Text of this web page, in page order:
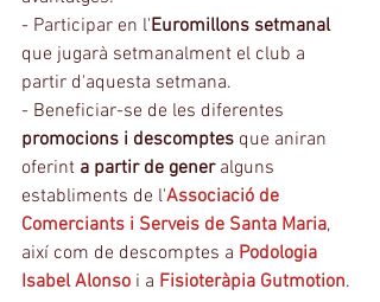
- Participar en l'Euromillons setmanal
que jugarà setmanalment el club a
partir d'aquesta setmana.
- Beneficiar-se de les diferentes
promocions i descomptes que aniran
oferint a partir de gener alguns
establiments de l'Associació de
Comerciants i Serveis de Santa Maria,
així com de descomptes a Podologia
Isabel Alonso i a Fisioteràpia Gutmotion.